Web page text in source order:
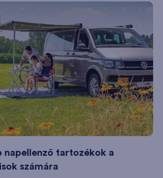
napellenző tartozékok a
számára